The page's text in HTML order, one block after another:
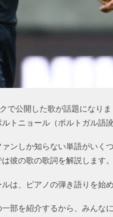
で公開した歌が話題になり
トニョール（ポルトガル語
ンしか知らない単語がいく
彼の歌の歌詞を解説します。
は、ピアノの弾き語りを始め
部を紹介するから、みん